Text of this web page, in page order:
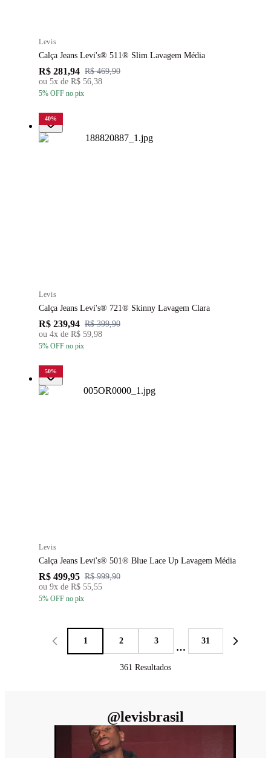
Levis
Calça Jeans Levi's® 511® Slim Lavagem Média
R$ 281,94 R$ 469,90
ou 5x de R$ 56,38
5% OFF no pix
40%
Levis
Calça Jeans Levi's® 721® Skinny Lavagem Clara
R$ 239,94 R$ 399,90
ou 4x de R$ 59,98
5% OFF no pix
50%
Levis
Calça Jeans Levi's® 501® Blue Lace Up Lavagem Média
R$ 499,95 R$ 999,90
ou 9x de R$ 55,55
5% OFF no pix
1 2 3
…
31
361 Resultados
@levisbrasil